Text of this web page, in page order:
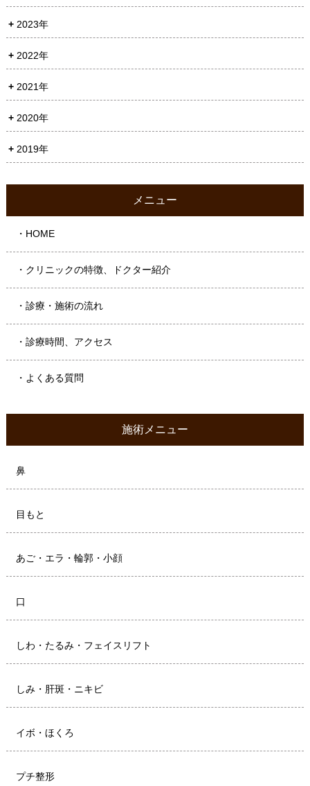
2023年
2022年
2021年
2020年
2019年
メニュー
・HOME
・クリニックの特徴、ドクター紹介
・診療・施術の流れ
・診療時間、アクセス
・よくある質問
施術メニュー
鼻
目もと
あご・エラ・輪郭・小顔
口
しわ・たるみ・フェイスリフト
しみ・肝斑・ニキビ
イボ・ほくろ
プチ整形